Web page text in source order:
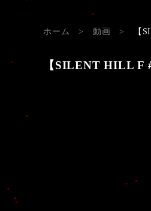
ホーム > 動画 > 【
【SILENT HILL F